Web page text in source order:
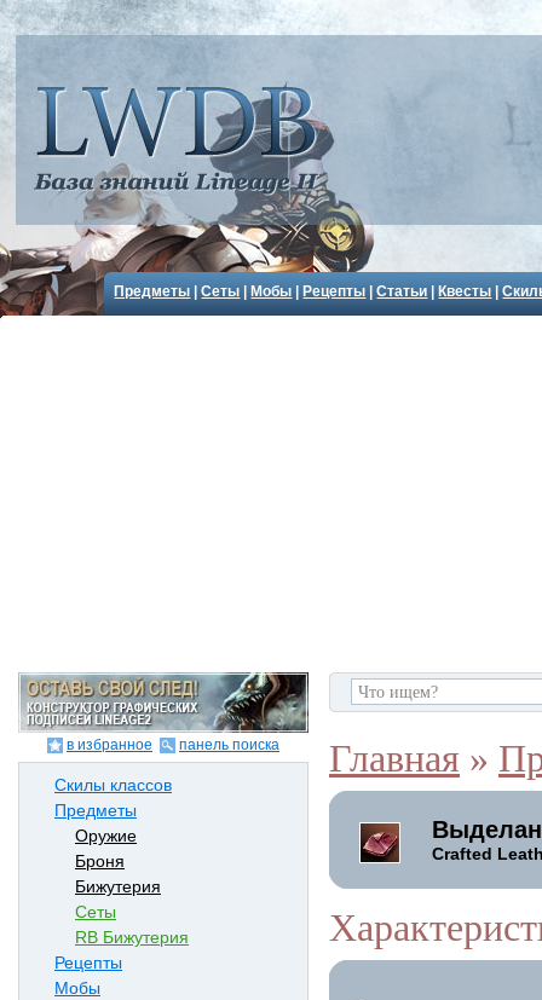
Предметы |Сеты Мобы Рецепты |Статьи Квесты |
в избранное панель поиска
Скилы классов
Предметы
Оружие
Броня
Бижутерия
Сеты
RB Бижутерия
Рецепты
Мобы
Главная »
Crafted